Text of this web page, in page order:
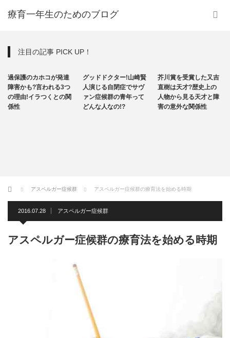
療育一年生のためのブログ
注目の記事 PICK UP！
発達障害
カホコが発達
?言われる3つ
ラつくとの関
自閉症
グッドドクター!山崎賢
人演じる自閉症でサヴ
ァン症候群の青年って
どんな人なの!?
芥川賞を受賞した又吉
直樹は天才?歴史上の
人物から見る天才と障
害の意外な関係性
ホーム アスペルガー症候群 アスペルガー症候群の療育法を始める時期
2016.07.28 アスペルガー症候群
アスペルガー症候群の療育法を始める時期